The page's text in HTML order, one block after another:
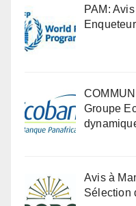
PAM:
Groupe
Avis à
Sélection